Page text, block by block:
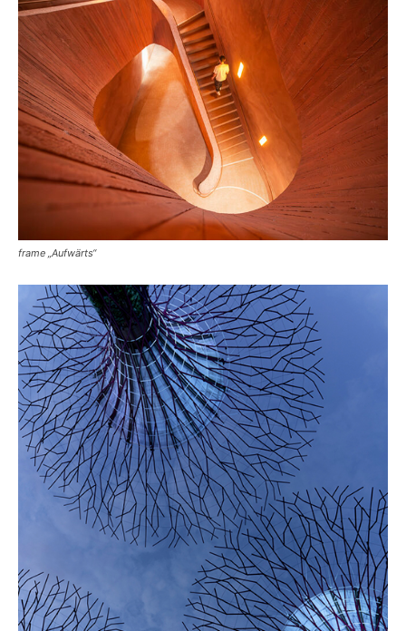
frame „Aufwärts“